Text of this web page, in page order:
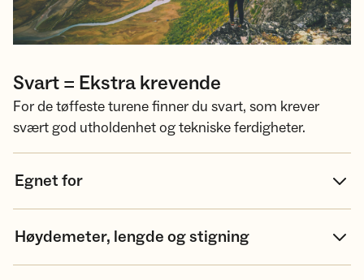
Svart = Ekstra krevende
For de tøffeste turene finner du svart, som krever
svært god utholdenhet og tekniske ferdigheter.
Egnet for
Høydemeter, lengde og stigning